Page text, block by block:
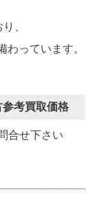
、
っています。
参考買取価格
合せ下さい